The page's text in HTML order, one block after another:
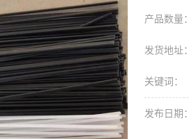
产品数量：
发货地址：
关键词：
发布日期：